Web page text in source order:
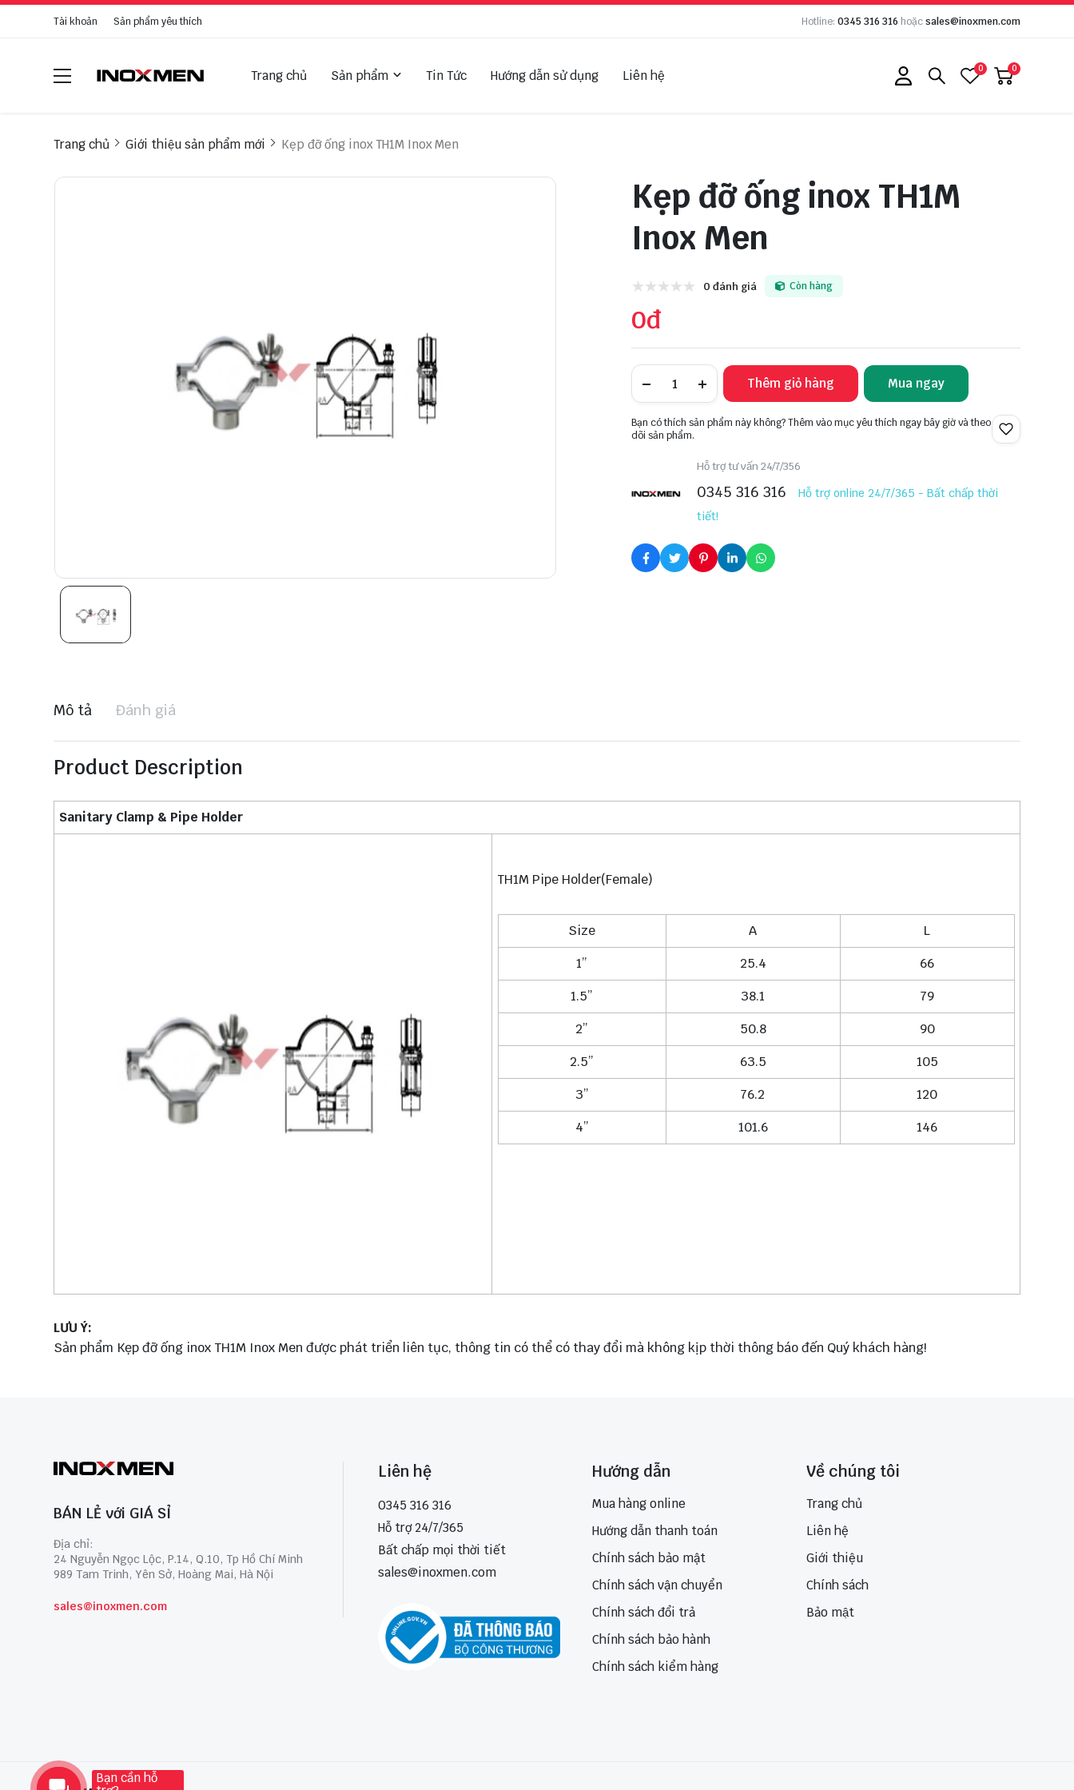
Tài khoản Sản phẩm yêu thích Hotline: 0345 316 316 hoặcsales@inoxmen.com
Trang chủ Sản phẩm Tin Tức Hướng dẫn sử dụng Liên hệ 0 0
Trang chủ Giới thiệu sản phẩm mới Kẹp đỡ ống inox TH1M Inox Men
Kẹp đỡ ống inox TH1M
Inox Men
0 đánh giá Còn hàng
0đ
Thêm giỏ hàng Mua ngay
Bạn có thích sản phẩm này không? Thêm vào mục yêu thích ngay bây giờ và theo
dõi sản phẩm.
Hỗ trợ tư vấn 24/7/356
0345 316 316
Hỗ trợ online 24/7/365 - Bất chấp thời
tiết!
Mô tả Đánh giá
Product Description
Sanitary Clamp & Pipe Holder
TH1M Pipe Holder(Female)
Size A
L
1”
25.4
66
1.5”
38.1
79
2”
50.8
90
2.5”
63.5
105
3”
76.2
120
4”
101.6 146
LƯU Ý:
Sản phẩm Kẹp đỡ ống inox TH1M Inox Men được phát triển liên tục, thông tin có thể có thay đổi mà không kịp thời thông báo đến Quý khách hàng!
BÁN LẺ với GIÁ SỈ
Địa chỉ:
24 Nguyễn Ngọc Lộc, P.14, Q.10, Tp Hồ Chí Minh
989 Tam Trinh, Yên Sở, Hoàng Mai, Hà Nội
sales@inoxmen.com
Liên hệ
0345 316 316
Hỗ trợ 24/7/365
Bất chấp mọi thời tiết
sales@inoxmen.com
Hướng dẫn
Mua hàng online
Hướng dẫn thanh toán
Chính sách bảo mật
Chính sách vận chuyển
Chính sách đổi trả
Chính sách bảo hành
Chính sách kiểm hàng
Về chúng tôi
Trang chủ
Liên hệ
Giới thiệu
Chính sách
Bảo mật
Bạn cần hỗ